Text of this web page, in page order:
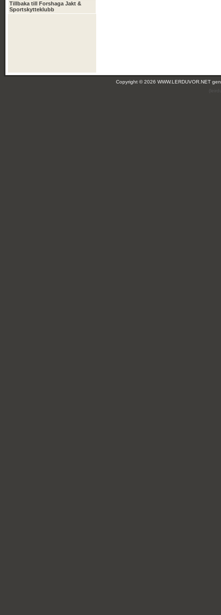
Tillbaka till Forshaga Jakt &
Sportskytteklubb
Copyright © 2026 WWW.LERDUVOR.NET